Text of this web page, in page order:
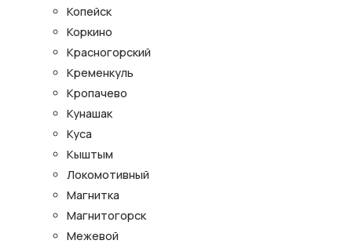
Копейск
Коркино
Красногорский
Кременкуль
Кропачево
Кунашак
Куса
Кыштым
Локомотивный
Магнитка
Магнитогорск
Межевой